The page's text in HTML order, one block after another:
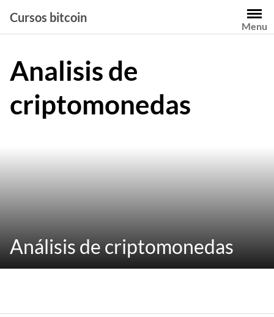
contenido
Cursos bitcoin
Menu
Analisis de
criptomonedas
Análisis de criptomonedas